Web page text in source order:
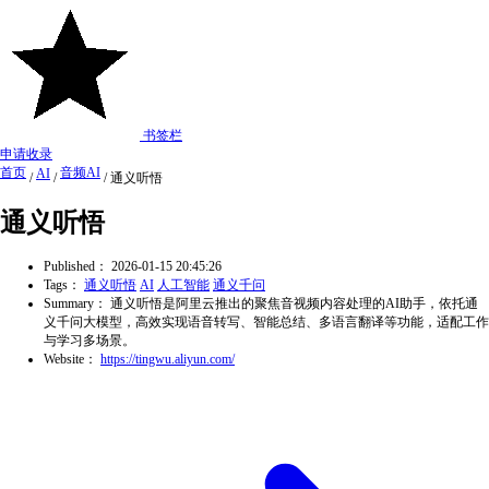
书签栏
申请收录
首页 / AI / 音频AI / 通义听悟
通义听悟
Published： 2026-01-15 20:45:26
Tags： 通义听悟 AI 人工智能 通义千问
Summary： 通义听悟是阿里云推出的聚焦音视频内容处理的AI助手，依托通
义千问大模型，高效实现语音转写、智能总结、多语言翻译等功能，适配工作
与学习多场景。
Website： https://tingwu.aliyun.com/